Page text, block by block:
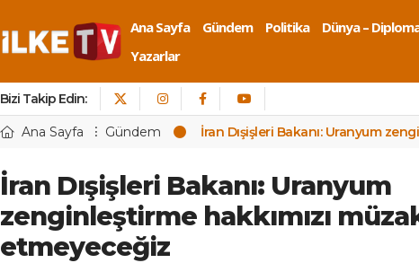
Ana Sayfa Gündem Politika Dünya –
Yazarlar
Bizi Takip Edin:
Ana Sayfa Gündem İran Dışişleri Bakanı: Uranyum
İran Dışişleri Bakanı: Uranyum
zenginleştirme hakkımızı
etmeyeceğiz